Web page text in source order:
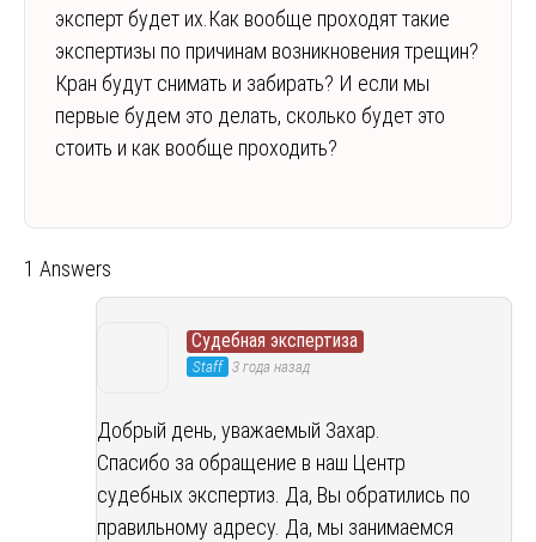
эксперт будет их.Как вообще проходят такие
экспертизы по причинам возникновения трещин?
Кран будут снимать и забирать? И если мы
первые будем это делать, сколько будет это
стоить и как вообще проходить?
1 Answers
Судебная экспертиза
Staff 3 года назад
Добрый день, уважаемый Захар.
Спасибо за обращение в наш Центр
судебных экспертиз. Да, Вы обратились по
правильному адресу. Да, мы занимаемся